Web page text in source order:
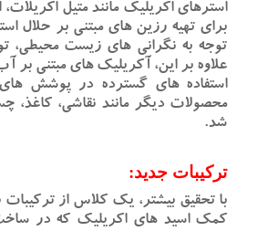
استرهای اکریلیک مانند متیل
برای تهیه رزین های مبتنی بر حلال
توجه به نگرانی های زیست محیطی،
علاوه بر این، آکریلیک های مبتنی بر
استفاده های گسترده در پوشش
محصولات دیگر مانند نقاشی، کاغذ،
شد.
ترکیبات جدید:
با تحقیق بیشتر، یک کلاس از ترکیبات
کمک اسید های اکریلیک که در